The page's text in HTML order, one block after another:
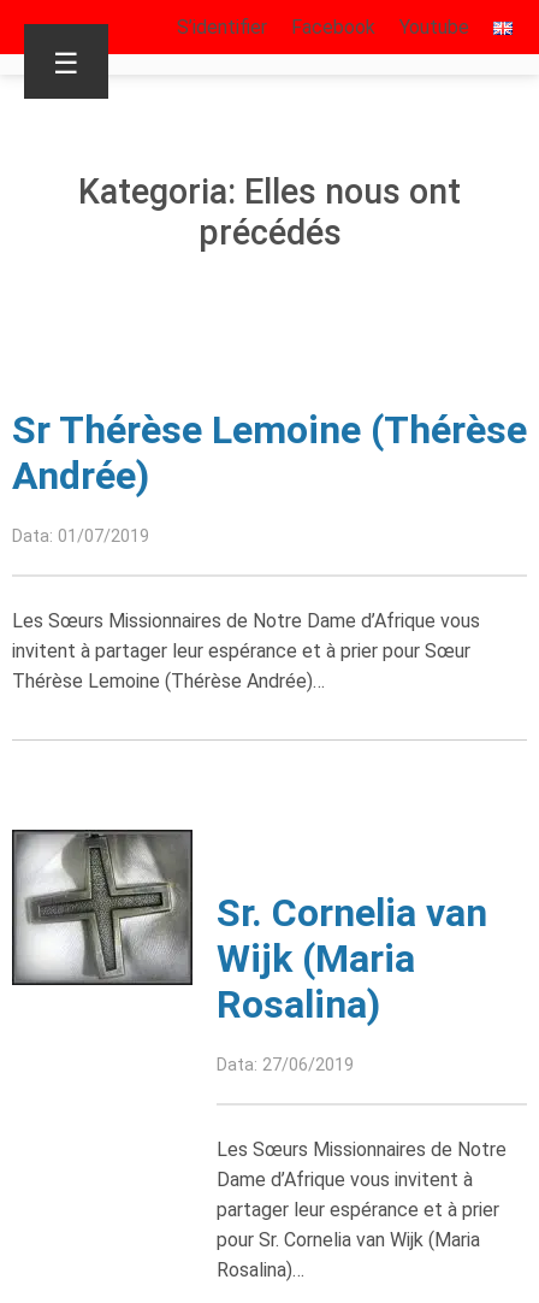
S’identifier Facebook Youtube
☰
Kategoria: Elles nous ont
précédés
Sr Thérèse Lemoine (Thérèse
Andrée)
Data: 01/07/2019
Les Sœurs Missionnaires de Notre Dame d’Afrique vous
invitent à partager leur espérance et à prier pour Sœur
Thérèse Lemoine (Thérèse Andrée)…
Sr. Cornelia van
Wijk (Maria
Rosalina)
Data: 27/06/2019
Les Sœurs Missionnaires de Notre
Dame d’Afrique vous invitent à
partager leur espérance et à prier
pour Sr. Cornelia van Wijk (Maria
Rosalina)…